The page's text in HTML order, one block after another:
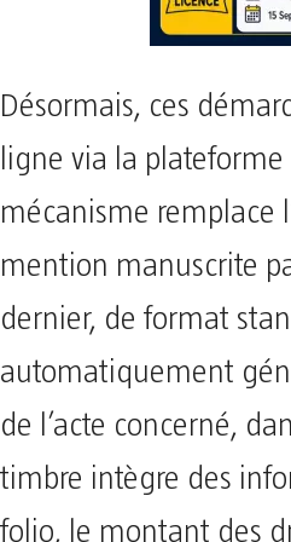
Désormais, ces
ligne via la
mécanisme remplace
mention manuscrite
dernier, de format
automatiquement
de l’acte concerné,
timbre intègre des
folio, le montant des